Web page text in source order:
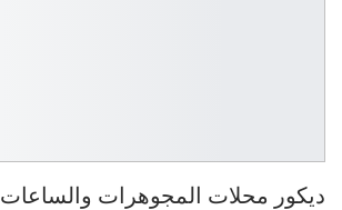
ديكور محلات المجوهرات والساعات